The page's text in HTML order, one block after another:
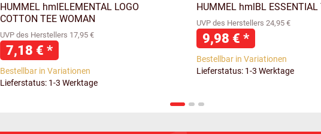
HUMMEL hmlELEMENTAL LOGO
COTTON TEE WOMAN
UVP des Herstellers 17,95 €
7,18 € *
Bestellbar in Variationen
Lieferstatus: 1-3 Werktage
HUMMEL hmlBL
UVP des Herstellers 24,95 €
9,98 € *
Bestellbar in Variationen
Lieferstatus: 1-3 Werktage